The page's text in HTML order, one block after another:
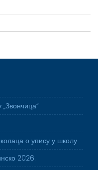
о упису у школу
2026.